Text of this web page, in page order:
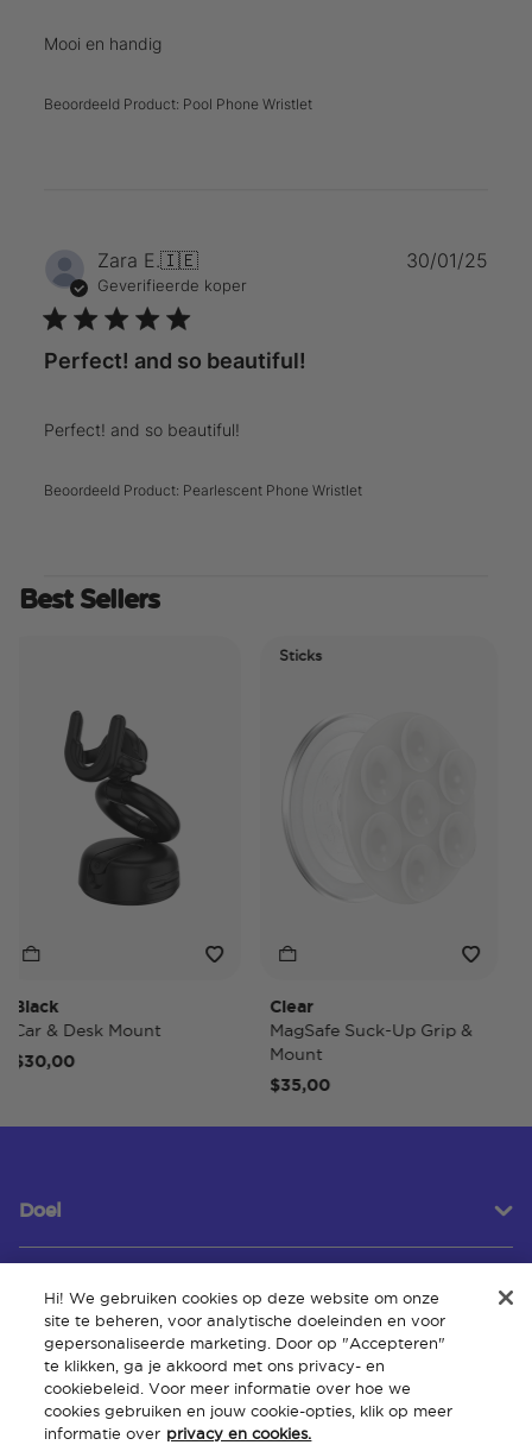
Mooi en handig
Beoordeeld Product: Pool Phone Wristlet
Zara E.🇮🇪
Geverifieerde koper
Perfect! and so beautiful!
Perfect! and so beautiful!
Beoordeeld Product: Pearlescent Phone Wristlet
30/01/25
Best Sellers
& Desk Mount
Sticks
Clear
MagSafe Suck-Up Grip &
Mount
$35,00
Doel
Klantenservice
Over
Hi! We gebruiken cookies op deze website om onze
site te beheren, voor analytische doeleinden en voor
gepersonaliseerde marketing. Door op "Accepteren"
te klikken, ga je akkoord met ons privacy- en
cookiebeleid. Voor meer informatie over hoe we
cookies gebruiken en jouw cookie-opties, klik op meer
informatie over privacy en cookies.